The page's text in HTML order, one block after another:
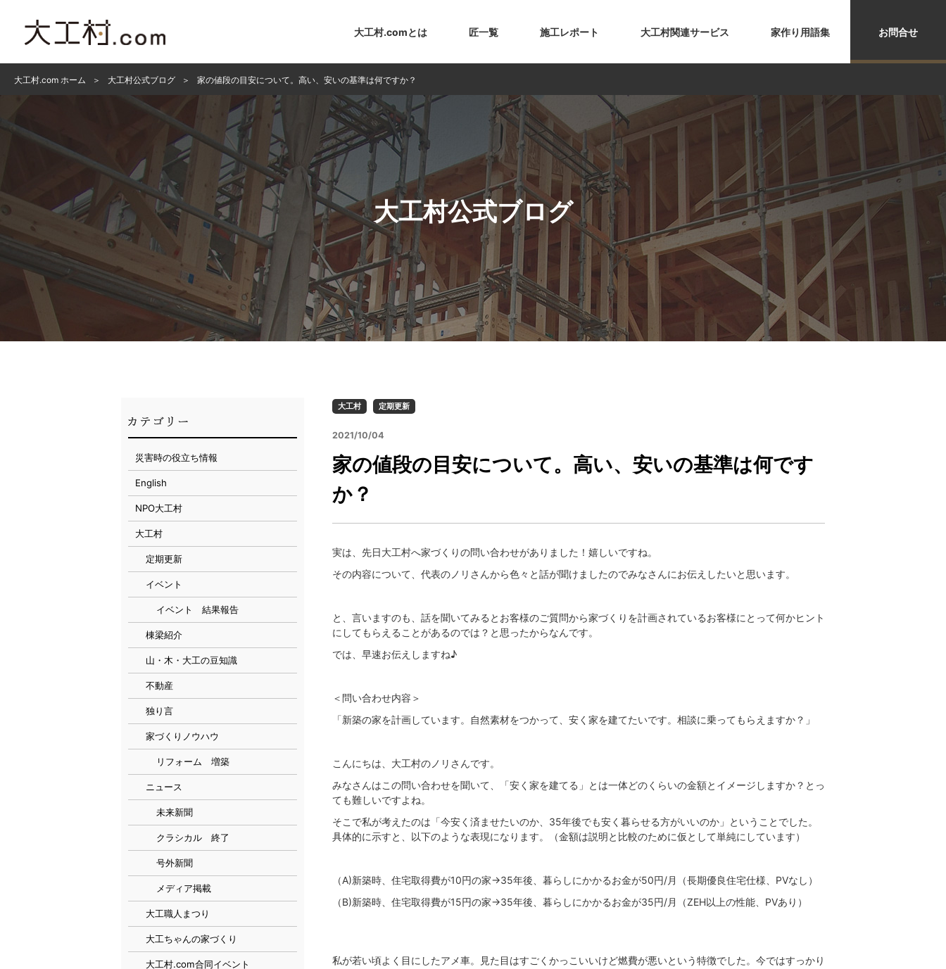
大工村.comとは 匠一覧 施工レポート 大工村関連サービス 家作り用語集 お問合せ
大工村.com ホーム 大工村公式ブログ 家の値段の目安について。高い、安いの基準は何ですか？
大工村公式ブログ
大工村 定期更新
2021/10/04
家の値段の目安について。高い、安いの基準は何です
か？
実は、先日大工村へ家づくりの問い合わせがありました！嬉しいですね。
その内容について、代表のノリさんから色々と話が聞けましたのでみなさんにお伝えしたいと思います。
と、言いますのも、話を聞いてみるとお客様のご質問から家づくりを計画されているお客様にとって何かヒント
にしてもらえることがあるのでは？と思ったからなんです。
では、早速お伝えしますね♪
＜問い合わせ内容＞
「新築の家を計画しています。自然素材をつかって、安く家を建てたいです。相談に乗ってもらえますか？」
こんにちは、大工村のノリさんです。
みなさんはこの問い合わせを聞いて、「安く家を建てる」とは一体どのくらいの金額とイメージしますか？とっ
ても難しいですよね。
そこで私が考えたのは 「今安く済ませたいのか、35年後でも安く暮らせる方がいいのか」ということでした。
具体的に示すと、以下のような表現になります。（金額は説明と比較のために仮として単純にしています）
（A)新築時、住宅取得費が10円の家→35年後、暮らしにかかるお金が50円/月（長期優良住宅仕様、PVなし）
（B)新築時、住宅取得費が15円の家→35年後、暮らしにかかるお金が35円/月（ZEH以上の性能、PVあり）
私が若い頃よく目にしたアメ車。見た目はすごくかっこいいけど燃費が悪いという特徴でした。今ではすっかり
災害時の役立ち情報
English
NPO大工村
大工村
定期更新
イベント
イベント 結果報告
棟梁紹介
山・木・大工の豆知識
不動産
独り言
家づくりノウハウ
リフォーム 増築
ニュース
未来新聞
クラシカル 終了
号外新聞
メディア掲載
大工職人まつり
大工ちゃんの家づくり
大工村.com合同イベント